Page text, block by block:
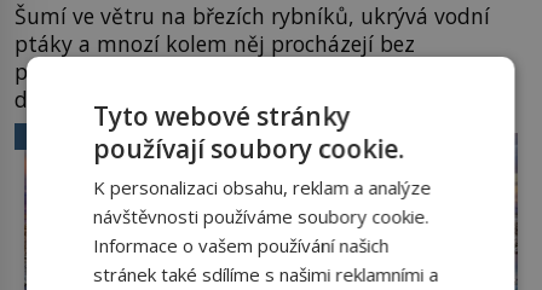
Šumí ve větru na březích rybníků, ukrývá vodní
ptáky a mnozí kolem něj procházejí bez
povšimnutí. Přesto právě rákos pomáhal stavět
domy, vyrábět lodě, zapisovat první texty a
inspiroval řadu pověstí. Tato skromná, ale
užitečná rostlina provází člověka už tisíce let.
Většina lidí vnímá rákos jen jako obyčejnou kulisu
letního koupání. Stačí se však podívat […]
VĚDA A TECHNIKA
Tyto webové stránky
používají soubory cookie.
K personalizaci obsahu, reklam a analýze
návštěvnosti používáme soubory cookie.
Informace o vašem používání našich
stránek také sdílíme s našimi reklamními a